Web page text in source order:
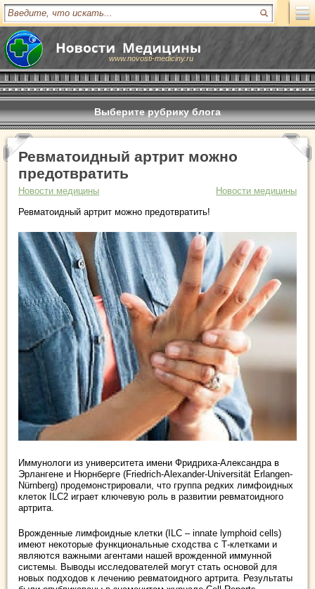
www.novosti-mediciny.ru
Выберите рубрику блога
Ревматоидный артрит можно
предотвратить
Новости медицины
Новости медицины
Ревматоидный артрит можно предотвратить!
Иммунологи из университета имени Фридриха-Александра в
Эрлангене и Нюрнберге (Friedrich-Alexander-Universität Erlangen-
Nürnberg) продемонстрировали, что группа редких лимфоидных
клеток ILC2 играет ключевую роль в развитии ревматоидного
артрита.
Врожденные лимфоидные клетки (ILC – innate lymphoid cells)
имеют некоторые функциональные сходства с Т-клетками и
являются важными агентами нашей врожденной иммунной
системы. Выводы исследователей могут стать основой для
новых подходов к лечению ревматоидного артрита. Результаты